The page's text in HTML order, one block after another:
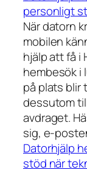
personligt
När datorn
mobilen
hjälp att få i
hembesök i
på plats blir
dessutom
avdraget.
sig, e-
Datorhjälp
stöd när